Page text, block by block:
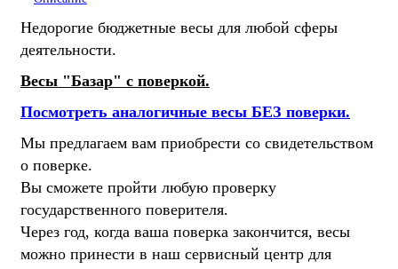
Недорогие бюджетные весы для любой сферы
деятельности.
Весы "Базар" с поверкой.
Посмотреть аналогичные весы БЕЗ поверки.
Мы предлагаем вам приобрести со свидетельством
о поверке.
Вы сможете пройти любую проверку
государственного поверителя.
Через год, когда ваша поверка закончится, весы
можно принести в наш сервисный центр для